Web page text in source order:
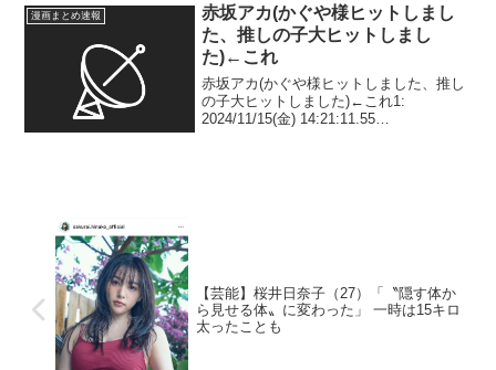
漫画まとめ速報
赤坂アカ(かぐや様ヒットしまし
た、推しの子大ヒットしまし
た)←これ
赤坂アカ(かぐや様ヒットしました、推し
の子大ヒットしました)←これ1:
2024/11/15(金) 14:21:11.55
【芸能】桜井日奈子（27）「〝隠す体か
ら見せる体〟に変わった」 一時は15キロ
太ったことも